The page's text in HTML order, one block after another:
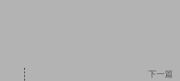
下一篇